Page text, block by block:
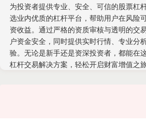
为投资者提供专业、安全、可信的股票杠
选业内优质的杠杆平台，帮助用户在风险
资收益。通过严格的资质审核与透明的交
户资金安全，同时提供实时行情、专业分
验。无论是新手还是资深投资者，都能在
杠杆交易解决方案，轻松开启财富增值之旅